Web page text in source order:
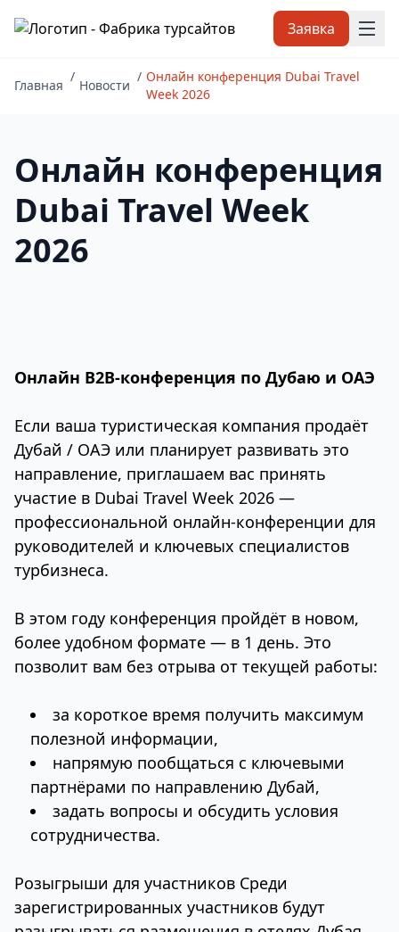
Заявка
Главная
/
Новости
/ Онлайн конференция Dubai Travel
Week 2026
Онлайн конференция
Dubai Travel Week
2026
Онлайн B2B-конференция по Дубаю и ОАЭ
Если ваша туристическая компания продаёт
Дубай / ОАЭ или планирует развивать это
направление, приглашаем вас принять
участие в Dubai Travel Week 2026 —
профессиональной онлайн-конференции для
руководителей и ключевых специалистов
турбизнеса.
В этом году конференция пройдёт в новом,
более удобном формате — в 1 день. Это
позволит вам без отрыва от текущей работы:
за короткое время получить максимум
полезной информации,
напрямую пообщаться с ключевыми
партнёрами по направлению Дубай,
задать вопросы и обсудить условия
сотрудничества.
Розыгрыши для участников Среди
зарегистрированных участников будут